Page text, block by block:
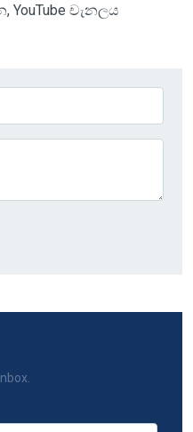
YouTube චැනලය